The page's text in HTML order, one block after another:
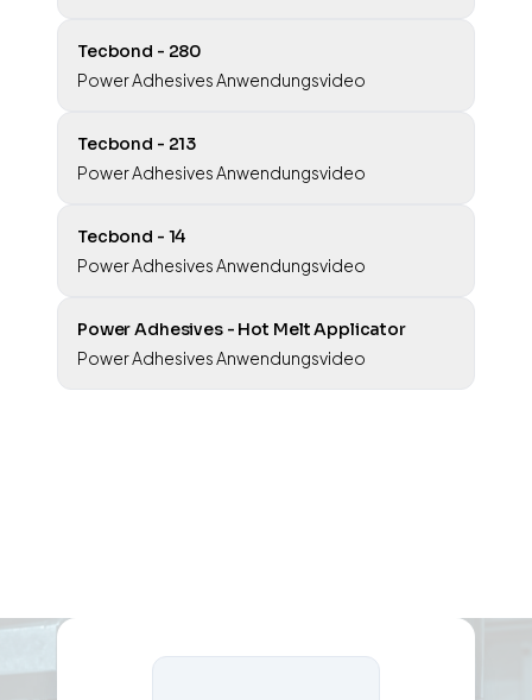
Tecbond - 280
Power Adhesives Anwendungsvideo
Tecbond - 213
Power Adhesives Anwendungsvideo
Tecbond - 14
Power Adhesives Anwendungsvideo
Power Adhesives - Hot Melt Applicator
Power Adhesives Anwendungsvideo